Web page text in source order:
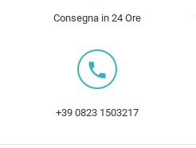
Consegna in 24 Ore
local_phone
+39 0823 1503217